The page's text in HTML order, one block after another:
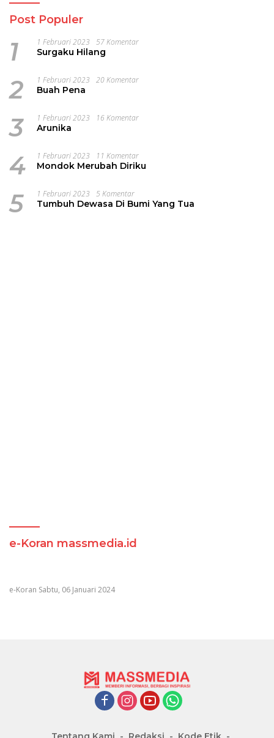
Post Populer
1 1 Februari 2023 57 Komentar
Surgaku Hilang
2 1 Februari 2023 20 Komentar
Buah Pena
3 1 Februari 2023 16 Komentar
Arunika
4 1 Februari 2023 11 Komentar
Mondok Merubah Diriku
5 1 Februari 2023 5 Komentar
Tumbuh Dewasa Di Bumi Yang Tua
e-Koran massmedia.id
e-Koran Sabtu, 06 Januari 2024